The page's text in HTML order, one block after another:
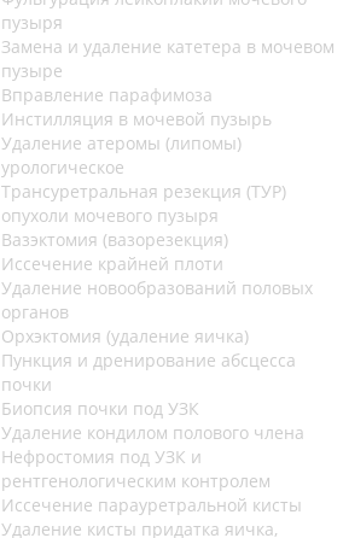
пузыря
Замена и удаление катетера в мочевом
пузыре
Вправление парафимоза
Инстилляция в мочевой пузырь
Удаление атеромы (липомы)
урологическое
Трансуретральная резекция (ТУР)
опухоли мочевого пузыря
Вазэктомия (вазорезекция)
Иссечение крайней плоти
Удаление новообразований половых
органов
Орхэктомия (удаление яичка)
Пункция и дренирование абсцесса
почки
Биопсия почки под УЗК
Удаление кондилом полового члена
Нефростомия под УЗК и
рентгенологическим контролем
Иссечение парауретральной кисты
Удаление кисты придатка яичка,